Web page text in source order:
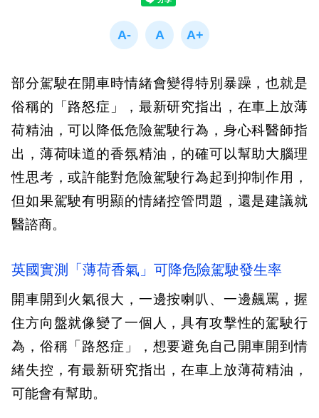
部分駕駛在開車時情緒會變得特別暴躁，也就是
俗稱的「路怒症」，最新研究指出，在車上放薄
荷精油，可以降低危險駕駛行為，身心科醫師指
出，薄荷味道的香氛精油，的確可以幫助大腦理
性思考，或許能對危險駕駛行為起到抑制作用，
但如果駕駛有明顯的情緒控管問題，還是建議就
醫諮商。
英國實測「薄荷香氣」可降危險駕駛發生率
開車開到火氣很大，一邊按喇叭、一邊飆罵，握
住方向盤就像變了一個人，具有攻擊性的駕駛行
為，俗稱「路怒症」，想要避免自己開車開到情
緒失控，有最新研究指出，在車上放薄荷精油，
可能會有幫助。